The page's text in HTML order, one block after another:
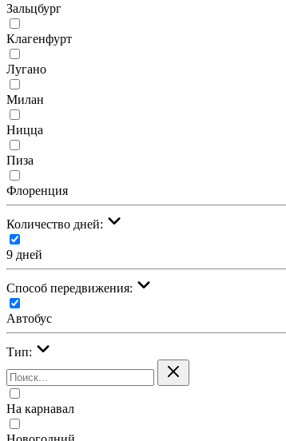
Зальцбург
Клагенфурт
Лугано
Милан
Ницца
Пиза
Флоренция
Количество дней:
9 дней
Cпособ передвижения:
Автобус
Тип:
На карнавал